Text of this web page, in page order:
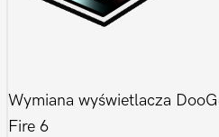
Wymiana wyświetlacza
Fire 6